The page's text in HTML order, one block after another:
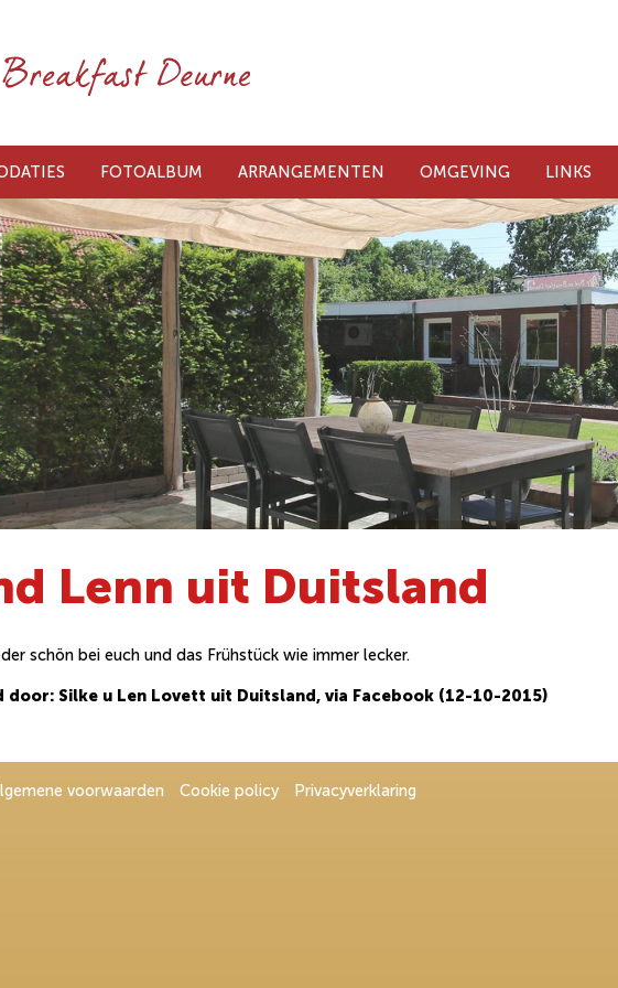
FOTOALBUM ARRANGEMENTEN OMGEVING LINKS
Lenn uit Duitsland
schön bei euch und das Frühstück wie immer lecker.
door: Silke u Len Lovett uit Duitsland, via Facebook (12-10-2015)
voorwaarden Cookie policy Privacyverklaring